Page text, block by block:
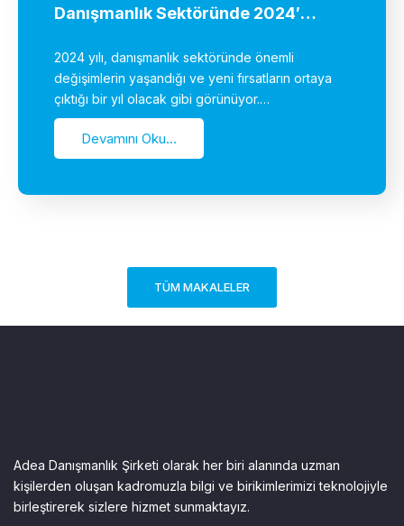
Danışmanlık Sektöründe 2024′…
2024 yılı, danışmanlık sektöründe önemli
değişimlerin yaşandığı ve yeni fırsatların ortaya
çıktığı bir yıl olacak gibi görünüyor.…
Devamını Oku...
TÜM MAKALELER
Adea Danışmanlık Şirketi olarak her biri alanında uzman
kişilerden oluşan kadromuzla bilgi ve birikimlerimizi teknolojiyle
birleştirerek sizlere hizmet sunmaktayız.